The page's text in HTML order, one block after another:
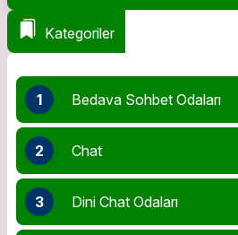
Kategoriler
1 Bedava Sohbet Odaları
2 Chat
3 Dini Chat Odaları